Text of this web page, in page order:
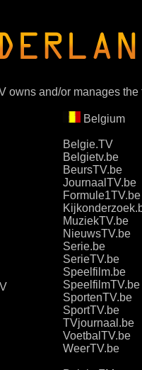
owns and/or manages
Belgium
Belgie.TV
Belgietv.be
BeursTV.be
JournaalTV.be
Formule1TV.be
MuziekTV.be
NieuwsTV.be
Serie.be
SerieTV.be
Speelfilm.be
SpeelfilmTV.be
SportenTV.be
SportTV.be
TVjournaal.be
VoetbalTV.be
WeerTV.be